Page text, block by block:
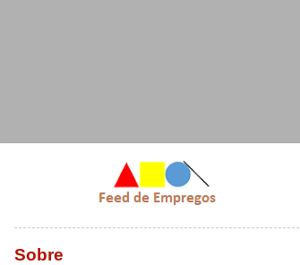
Sobre